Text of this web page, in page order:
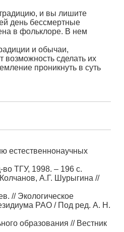
и вы лишите
день бессмертные
в фольклоре. В нем
и обычаи,
возможность сделать их
проникнуть в суть
естественнонаучных
ТГУ, 1998. – 196 с.
А.Г. Шурыгина //
// Экологическое
РАО / Под ред. А. Н.
образования // Вестник